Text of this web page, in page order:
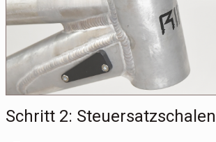
Schritt 2: